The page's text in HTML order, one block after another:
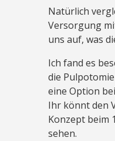
Natürlich
Versorgung
uns auf, was
Ich fand es
die
eine Option
Ihr könnt den
Konzept beim
sehen.